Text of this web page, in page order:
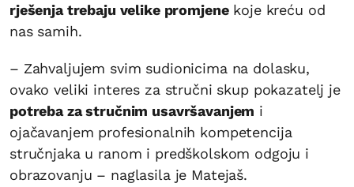
rješenja trebaju velike promjenekoje kreću od
nas samih.
– Zahvaljujem svim sudionicima na dolasku,
ovako veliki interes za stručni skup pokazatelj je
potreba za stručnim usavršavanjem i
ojačavanjem profesionalnih kompetencija
stručnjaka u ranom i predškolskom odgoju i
obrazovanju – naglasila je Matejaš.